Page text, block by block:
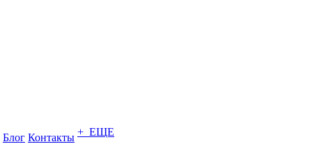
Блог Контакты + ЕЩЕ